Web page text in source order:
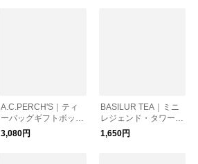
A.C.PERCH'S｜ティ
ーバッグギフトボック
ス
3,080円
BASILUR TEA｜ミニ
レジェンド・タワーオ
ブロンドン
1,650円